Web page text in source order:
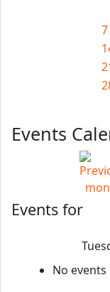
7
Events
Events for
No events